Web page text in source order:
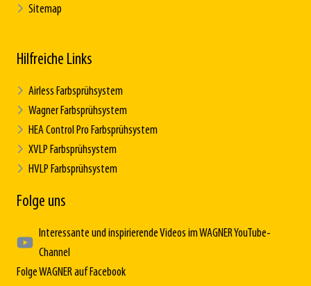
Sitemap
Hilfreiche Links
Airless Farbsprühsystem
Wagner Farbsprühsystem
HEA Control Pro Farbsprühsystem
XVLP Farbsprühsystem
HVLP Farbsprühsystem
Folge uns
Interessante und inspirierende Videos im WAGNER YouTube-
Channel
Folge WAGNER auf Facebook